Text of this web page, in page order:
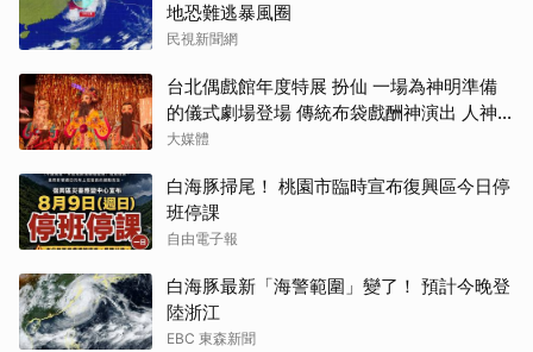
地恐難逃暴風圈
民視新聞網
台北偶戲館年度特展 扮仙 一場為神明準備
的儀式劇場登場 傳統布袋戲酬神演出 人神
共樂派對亮麗吸睛
大媒體
白海豚掃尾！ 桃園市臨時宣布復興區今日停
班停課
自由電子報
白海豚最新「海警範圍」變了！ 預計今晚登
陸浙江
EBC 東森新聞